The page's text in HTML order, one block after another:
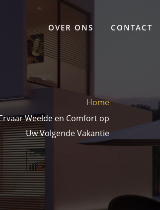
OVER ONS CONTACT
Home
Weelde en Comfort op
Uw Volgende Vakantie